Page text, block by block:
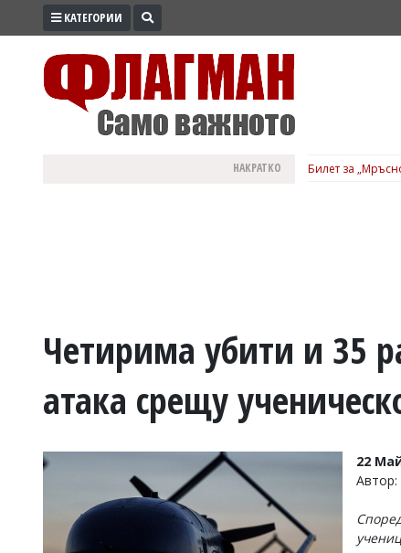
ПРОМО
ВОЙНАТА
УКРАЙНА
РАЗСЛЕДВАНЕ
КАТЕГОРИИ
НАКРАТКО Билет за
Четирима убити и 35
атака срещу
22
Автор: